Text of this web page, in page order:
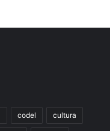
codel cultura